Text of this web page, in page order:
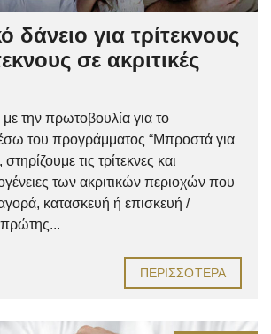
δάνειο για τρίτεκνους
σε ακριτικές
την πρωτοβουλία για το
του προγράμματος “Μπροστά για
τις τρίτεκνες και
των ακριτικών περιοχών που
κατασκευή ή επισκευή /
πρώτης...
ΠΕΡΙΣΣΌΤΕΡΑ